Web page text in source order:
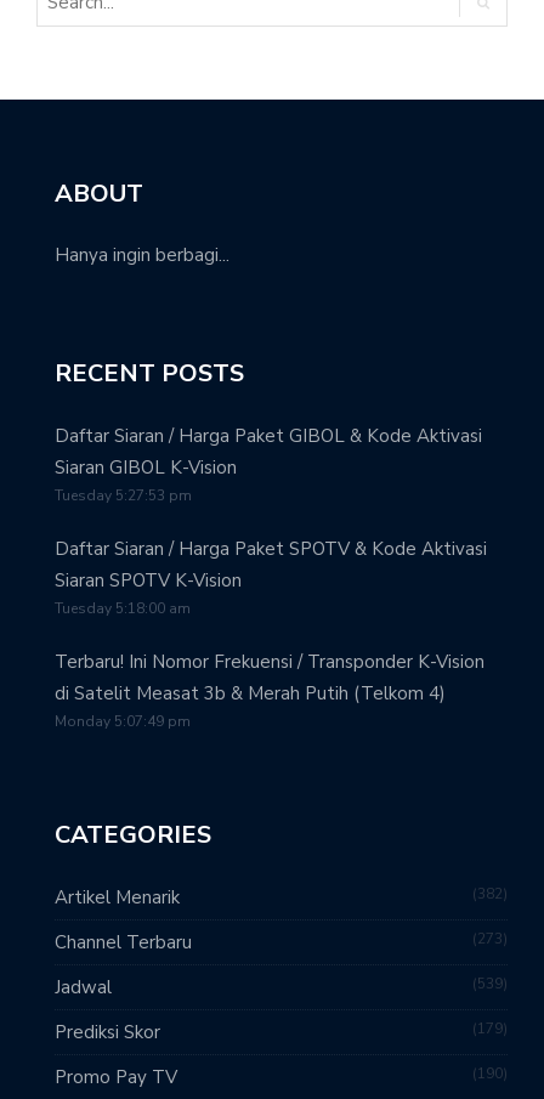
ABOUT
Hanya ingin berbagi...
RECENT POSTS
Daftar Siaran / Harga Paket GIBOL & Kode Aktivasi
Siaran GIBOL K-Vision
Tuesday 5:27:53 pm
Daftar Siaran / Harga Paket SPOTV & Kode Aktivasi
Siaran SPOTV K-Vision
Tuesday 5:18:00 am
Terbaru! Ini Nomor Frekuensi / Transponder K-Vision
di Satelit Measat 3b & Merah Putih (Telkom 4)
Monday 5:07:49 pm
CATEGORIES
Artikel Menarik 382
Channel Terbaru 273
Jadwal 539
Prediksi Skor 179
Promo Pay TV 190